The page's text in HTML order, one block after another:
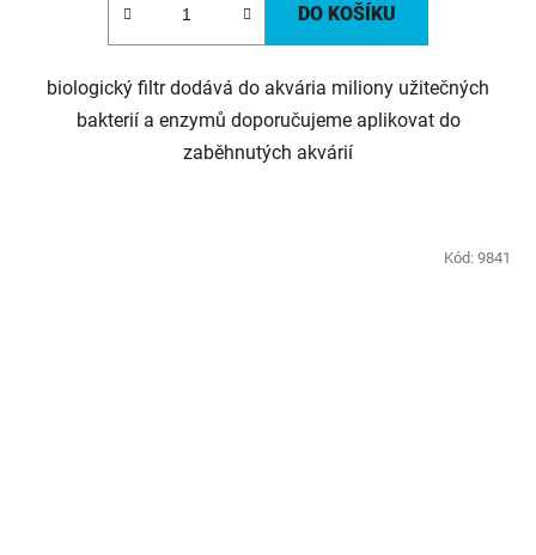
DO KOŠÍKU
biologický filtr dodává do akvária miliony užitečných
bakterií a enzymů doporučujeme aplikovat do
zaběhnutých akvárií
Kód: 9841